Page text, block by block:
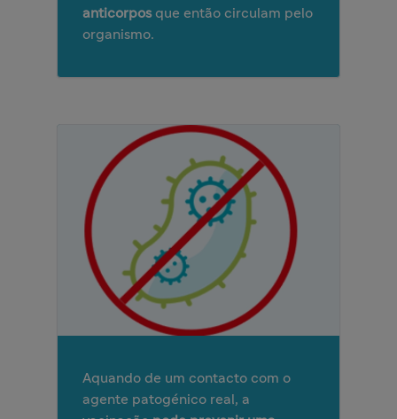
anticorposque então circulam pelo
organismo.
Aquando de um contacto com o
agente patogénico real, a